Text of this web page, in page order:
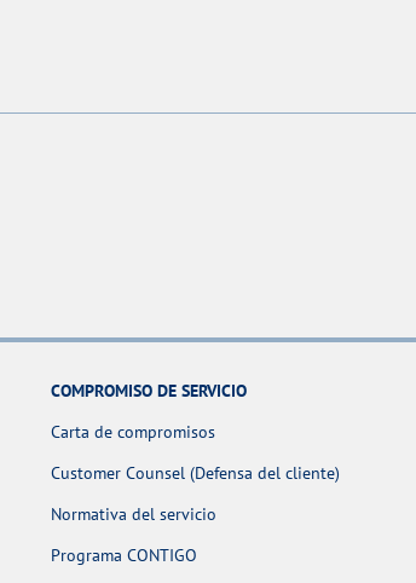
COMPROMISO DE SERVICIO
Carta de compromisos
Customer Counsel (Defensa del cliente)
Normativa del servicio
Programa CONTIGO